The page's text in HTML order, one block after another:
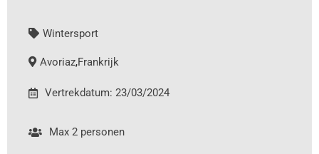
Wintersport
Avoriaz,Frankrijk
Vertrekdatum: 23/03/2024
Max 2 personen